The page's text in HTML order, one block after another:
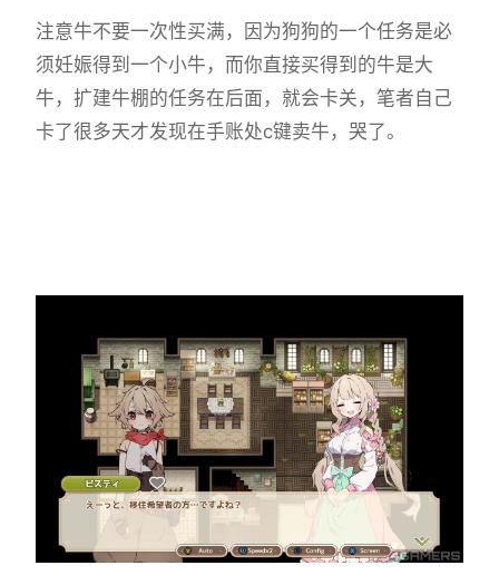
注意牛不要一次性买满，因为狗狗的一个任务是必
须妊娠得到一个小牛，而你直接买得到的牛是大
牛，扩建牛棚的任务在后面，就会卡关，笔者自己
卡了很多天才发现在手账处c键卖牛，哭了。